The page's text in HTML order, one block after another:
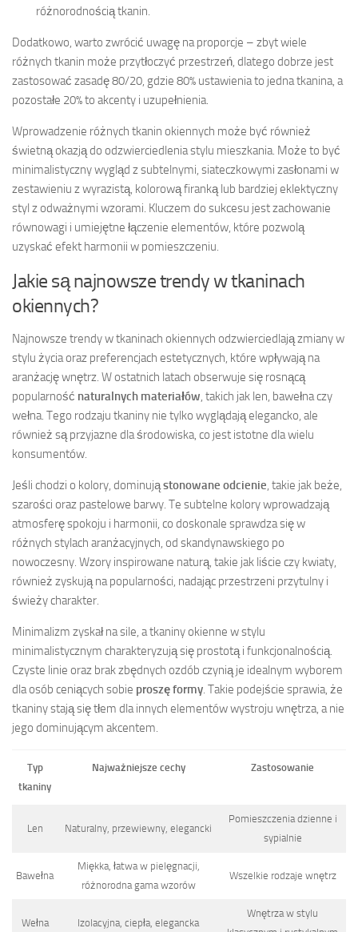
różnorodnością tkanin.
Dodatkowo, warto zwrócić uwagę na proporcje – zbyt wiele
różnych tkanin może przytłoczyć przestrzeń, dlatego dobrze jest
zastosować zasadę 80/20, gdzie 80% ustawienia to jedna tkanina, a
pozostałe 20% to akcenty i uzupełnienia.
Wprowadzenie różnych tkanin okiennych może być również
świetną okazją do odzwierciedlenia stylu mieszkania. Może to być
minimalistyczny wygląd z subtelnymi, siateczkowymi zasłonami w
zestawieniu z wyrazistą, kolorową firanką lub bardziej eklektyczny
styl z odważnymi wzorami. Kluczem do sukcesu jest zachowanie
równowagi i umiejętne łączenie elementów, które pozwolą
uzyskać efekt harmonii w pomieszczeniu.
Jakie są najnowsze trendy w tkaninach
okiennych?
Najnowsze trendy w tkaninach okiennych odzwierciedlają zmiany w
stylu życia oraz preferencjach estetycznych, które wpływają na
aranżację wnętrz. W ostatnich latach obserwuje się rosnącą
popularność naturalnych materiałów , takich jak len, bawełna czy
wełna. Tego rodzaju tkaniny nie tylko wyglądają elegancko, ale
również są przyjazne dla środowiska, co jest istotne dla wielu
konsumentów.
Jeśli chodzi o kolory, dominująstonowane odcienie , takie jak beże,
szarości oraz pastelowe barwy. Te subtelne kolory wprowadzają
atmosferę spokoju i harmonii, co doskonale sprawdza się w
różnych stylach aranżacyjnych, od skandynawskiego po
nowoczesny. Wzory inspirowane naturą, takie jak liście czy kwiaty,
również zyskują na popularności, nadając przestrzeni przytulny i
świeży charakter.
Minimalizm zyskał na sile, a tkaniny okienne w stylu
minimalistycznym charakteryzują się prostotą i funkcjonalnością.
Czyste linie oraz brak zbędnych ozdób czynią je idealnym wyborem
dla osób ceniących sobie proszę formy . Takie podejście sprawia, że
tkaniny stają się tłem dla innych elementów wystroju wnętrza, a nie
jego dominującym akcentem.
Typ
tkaniny
Najważniejsze cechy Zastosowanie
Len Naturalny, przewiewny, elegancki
Pomieszczenia dzienne i
sypialnie
Bawełna
Miękka, łatwa w pielęgnacji,
różnorodna gama wzorów
Wszelkie rodzaje wnętrz
Wełna Izolacyjna, ciepła, elegancka
Wnętrza w stylu